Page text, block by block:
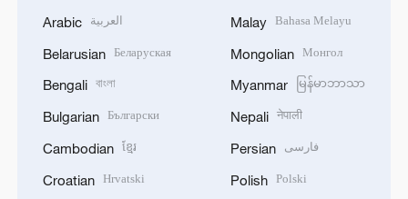
Arabic العربية
Belarusian Беларуская
Bengali বাংলা
Bulgarian Български
Cambodian ខ្មែរ
Croatian Hrvatski
Malay Bahasa Melayu
Mongolian Монгол
Myanmar မြန်မာဘာသာ
Nepali नेपाली
Persian فارسی
Polish Polski